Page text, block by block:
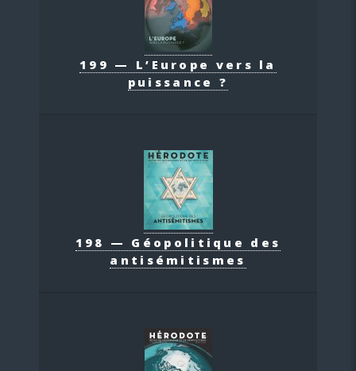
199 — L’Europe vers la
puissance ?
198 — Géopolitique des
antisémitismes